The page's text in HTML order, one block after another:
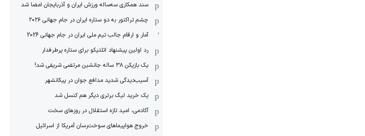
سند همکاری سه‌ساله‌ ‌ورزش ایران و آذربایجان امضا شد
چشم تراکتور به دو ستاره ایران در جام جهانی ۲۰۲۶
آمار و ارقام جالب تیم ملی ایران در جام جهانی 2026
رد اولین پیشنهاد اتلتیکو برای ستاره پرطرفدار
یک بازیکن ۳۸ ساله جانشین مرتضی شریفی شد!
آسیب‌دیدگی شدید مدافع جوان در پیکانشهر
یک خرید لیگ برتری دیگر هم کنسل شد
آکادمی، امید تازه استقلال در روزهای سخت
خروج هواپیماهای سوخت‌رسان آمریکا از اسرائیل